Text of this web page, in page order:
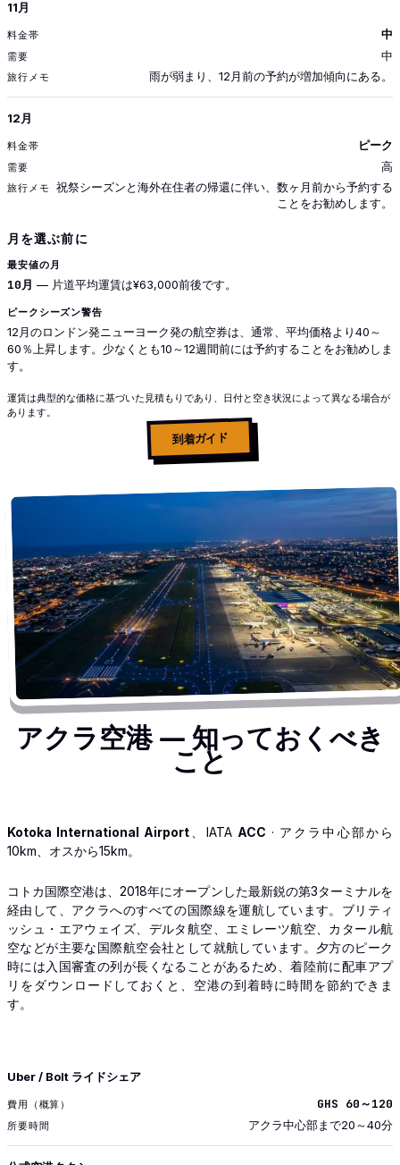
11月
中
中
雨が弱まり、12月前の予約が増加傾向にある。
12月
ピーク
高
祝祭シーズンと海外在住者の帰還に伴い、数ヶ月前から予約する
ことをお勧めします。
月を選ぶ前に
最安値の月
10月 — 片道平均運賃は¥63,000前後です。
ピークシーズン警告
12月のロンドン発ニューヨーク発の航空券は、通常、平均価格より40～
60％上昇します。少なくとも10～12週間前には予約することをお勧めしま
す。
運賃は典型的な価格に基づいた見積もりであり、日付と空き状況によって異なる場合が
あります。
到着ガイド
アクラ空港 ― 知っておくべき
こと
Kotoka International Airport 、IATA ACC · アクラ中心部から
10km、オスから15km。
コトカ国際空港は、2018年にオープンした最新鋭の第3ターミナルを
経由して、アクラへのすべての国際線を運航しています。ブリティ
ッシュ・エアウェイズ、デルタ航空、エミレーツ航空、カタール航
空などが主要な国際航空会社として就航しています。夕方のピーク
時には入国審査の列が長くなることがあるため、着陸前に配車アプ
リをダウンロードしておくと、空港の到着時に時間を節約できま
す。
交通
Uber / Bolt ライドシェア
GHS 60～120
アクラ中心部まで20～40分